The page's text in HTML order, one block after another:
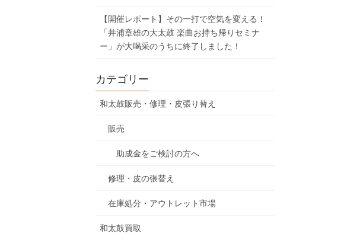
【開催レポート】その一打で空気を変える！
「井浦章雄の大太鼓 楽曲お持ち帰りセミナ
ー」が大喝采のうちに終了しました！
カテゴリー
和太鼓販売・修理・皮張り替え
販売
助成金をご検討の方へ
修理・皮の張替え
在庫処分・アウトレット市場
和太鼓買取